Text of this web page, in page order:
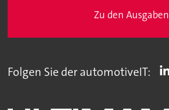
Zu den Ausgaben
Folgen Sie der automotiveIT: